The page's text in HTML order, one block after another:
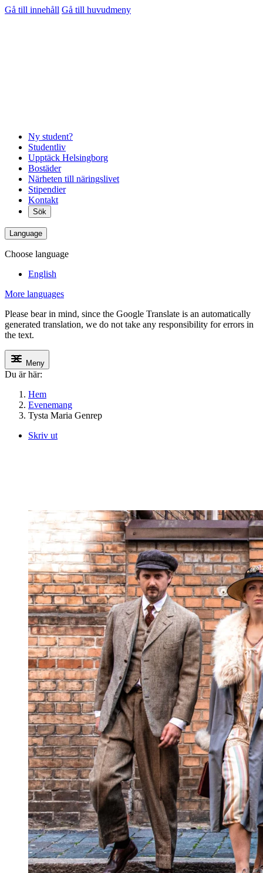
Gå till innehåll Gå till huvudmeny
Ny student?
Studentliv
Upptäck Helsingborg
Bostäder
Närheten till näringslivet
Stipendier
Kontakt
Sök
Language
Choose language
English
More languages
Please bear in mind, since the Google Translate is an automatically
generated translation, we do not take any responsibility for errors in
the text.
Meny
Du är här:
Hem
Evenemang
Tysta Maria Genrep
Skriv ut